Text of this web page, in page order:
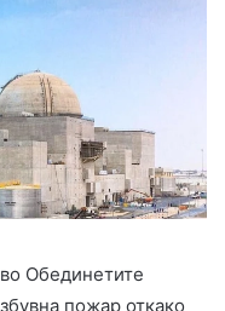
Обединетите
пожар откако